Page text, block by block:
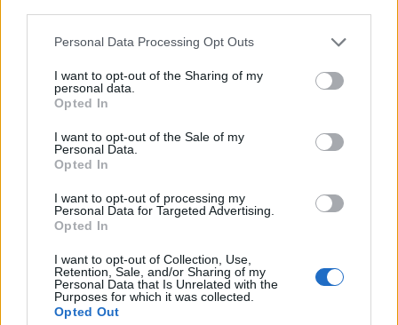
Personal Data Processing Opt Outs
I want to opt-out of the Sharing of my
personal data.
Opted In
I want to opt-out of the Sale of my
Personal Data.
Opted In
I want to opt-out of processing my
Personal Data for Targeted Advertising.
Opted In
I want to opt-out of Collection, Use,
Retention, Sale, and/or Sharing of my
Personal Data that Is Unrelated with the
Purposes for which it was collected.
Opted Out
АВТОМОБИЛИ ЗА „ЦЕНА НА ВЕЛОСИПЕД“ -
Бугарија вмешана во милионска царинска
измама со возила за Кипар
05-08-2026